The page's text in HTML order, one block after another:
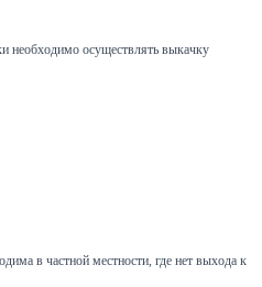
необходимо осуществлять выкачку
в частной местности, где нет выхода к